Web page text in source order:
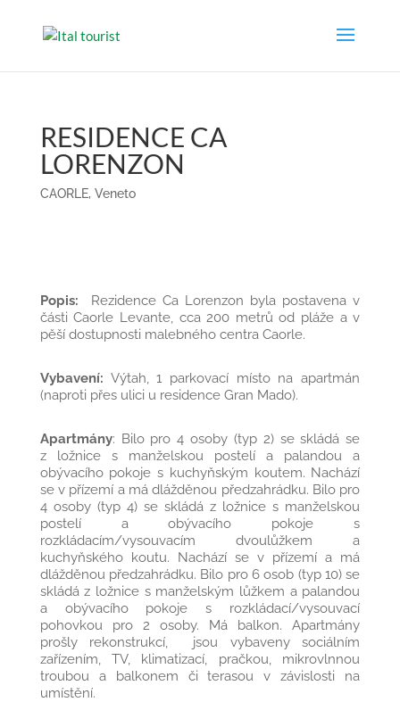
RESIDENCE CA
LORENZON
CAORLE, Veneto
Popis: Rezidence Ca Lorenzon byla postavena v
části Caorle Levante, cca 200 metrů od pláže a v
pěší dostupnosti malebného centra Caorle.
Vybavení: Výtah, 1 parkovací místo na apartmán
(naproti přes ulici u residence Gran Mado).
Apartmány: Bilo pro 4 osoby (typ 2) se skládá se
z ložnice s manželskou postelí a palandou a
obývacího pokoje s kuchyňským koutem. Nachází
se v přízemí a má dlážděnou předzahrádku. Bilo pro
4 osoby (typ 4) se skládá z ložnice s manželskou
postelí a obývacího pokoje s
rozkládacím/vysouvacím dvoulůžkem a
kuchyňského koutu. Nachází se v přízemí a má
dlážděnou předzahrádku. Bilo pro 6 osob (typ 10) se
skládá z ložnice s manželským lůžkem a palandou
a obývacího pokoje s rozkládací/vysouvací
pohovkou pro 2 osoby. Má balkon. Apartmány
prošly rekonstrukcí, jsou vybaveny sociálním
zařízením, TV, klimatizací, pračkou, mikrovlnnou
troubou a balkonem či terasou v závislosti na
umístění.